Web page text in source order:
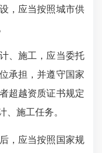
应当按照城市供
施工，应当委托
承担，并遵守国家
超越资质证书规定
、施工任务。
应当按照国家规